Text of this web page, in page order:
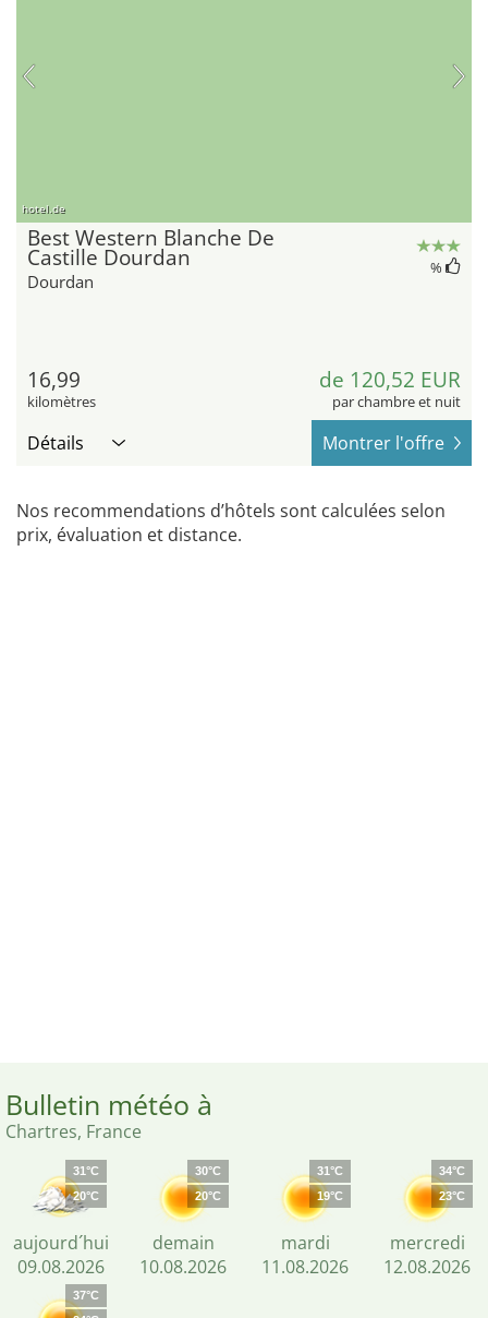
hotel.de
Best Western Blanche De
Castille Dourdan
Dourdan
%
16,99
kilomètres
de 120,52 EUR
par chambre et nuit
Détails Montrer l'offre
Nos recommendations d’hôtels sont calculées selon
prix, évaluation et distance.
Bulletin météo à
Chartres, France
31°C
20°C
aujourd´hui
09.08.2026
30°C
20°C
demain
10.08.2026
31°C
19°C
mardi
11.08.2026
34°C
23°C
mercredi
12.08.2026
37°C